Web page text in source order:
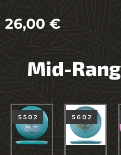
26,00€
Mid-
5 5 0 2 5 6 0 2